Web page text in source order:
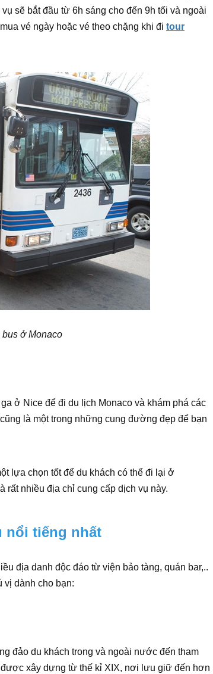
sẽ bắt đầu từ 6h sáng cho đến 9h tối và ngoài
vé ngày hoặc vé theo chặng khi đi tour
ở Monaco
ở Nice để đi du lịch Monaco và khám phá các
là một trong những cung đường đẹp để bạn
lựa chọn tốt để du khách có thể đi lại ở
rất nhiều địa chỉ cung cấp dịch vụ này.
nổi tiếng nhất
địa danh độc đáo từ viện bảo tàng, quán bar,..
vị dành cho bạn:
đảo du khách trong và ngoài nước đến tham
xây dựng từ thế kỉ XIX, nơi lưu giữ đến hơn